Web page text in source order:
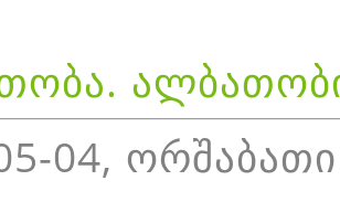
04, ორშაბათი